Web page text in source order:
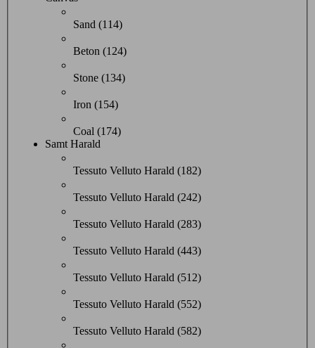
Sand (114)
Beton (124)
Stone (134)
Iron (154)
Coal (174)
Samt Harald
Tessuto Velluto Harald (182)
Tessuto Velluto Harald (242)
Tessuto Velluto Harald (283)
Tessuto Velluto Harald (443)
Tessuto Velluto Harald (512)
Tessuto Velluto Harald (552)
Tessuto Velluto Harald (582)